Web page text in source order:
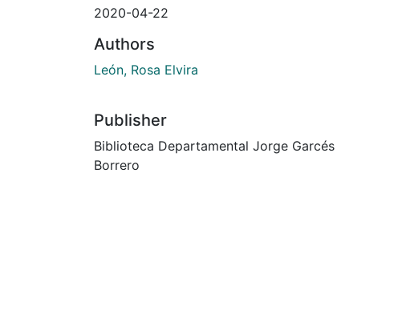
2020-04-22
Authors
León, Rosa Elvira
Publisher
Biblioteca Departamental Jorge Garcés
Borrero